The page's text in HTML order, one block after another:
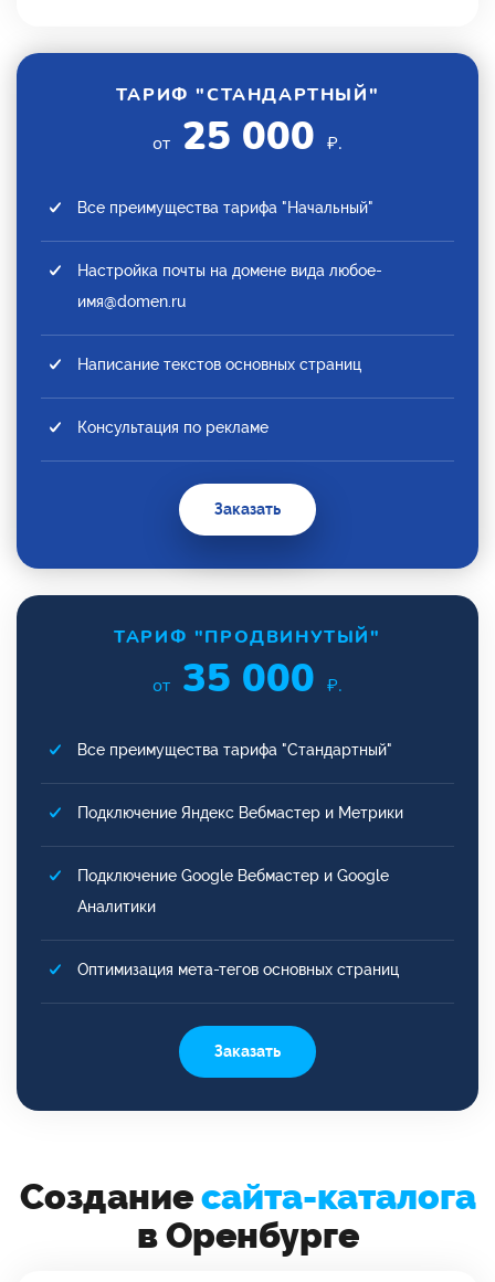
ТАРИФ "СТАНДАРТНЫЙ"
от 25 000 ₽.
Все преимущества тарифа "Начальный"
Настройка почты на домене вида любое-
имя@domen.ru
Написание текстов основных страниц
Консультация по рекламе
Заказать
ТАРИФ "ПРОДВИНУТЫЙ"
от 35 000 ₽.
Все преимущества тарифа "Стандартный"
Подключение Яндекс Вебмастер и Метрики
Подключение Google Вебмастер и Google
Аналитики
Оптимизация мета-тегов основных страниц
Заказать
Созданиесайта-каталога
в Оренбурге